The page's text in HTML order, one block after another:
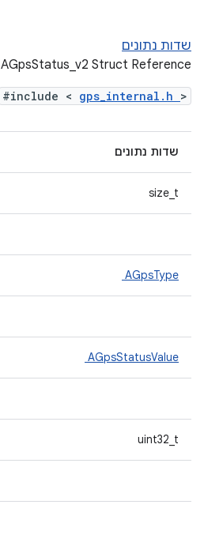
שדות נתונים
AGpsStatus_v2 Struct Reference
#include < gps_internal.h >
שדות נתונים
size_t
AGpsType
AGpsStatusValue
uint32_t